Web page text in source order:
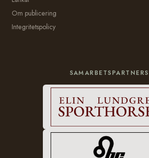
Om publicering
Integritetspolicy
SAMARBETSPARTNERS